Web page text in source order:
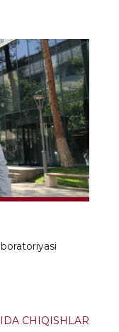
CHIQISHLAR